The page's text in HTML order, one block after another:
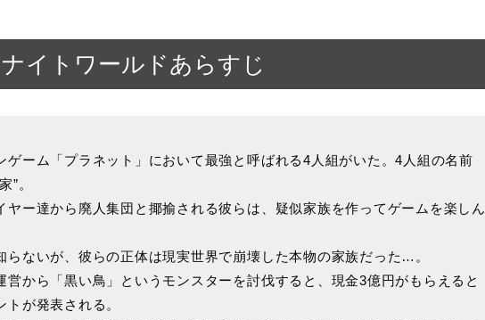
イトワールドあらすじ
ゲーム「プラネット」において最強と呼ばれる4人組がいた。4人組の名前
”。
ヤー達から廃人集団と揶揄される彼らは、疑似家族を作ってゲームを楽しん
らないが、彼らの正体は現実世界で崩壊した本物の家族だった…。
営から「黒い鳥」というモンスターを討伐すると、現金3億円がもらえると
トが発表される。